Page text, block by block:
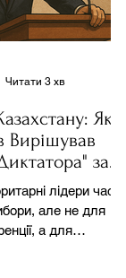
Як
Вирішував
за
Ресурсів та
лідери часто
але не для
а для
Читати 3 хв